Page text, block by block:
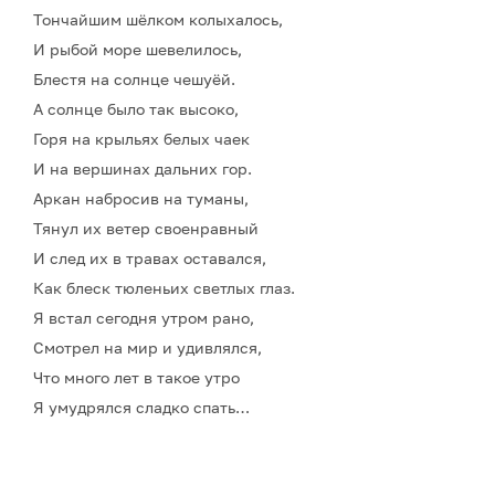
Тончайшим шёлком колыхалось,
И рыбой море шевелилось,
Блестя на солнце чешуёй.
А солнце было так высоко,
Горя на крыльях белых чаек
И на вершинах дальних гор.
Аркан набросив на туманы,
Тянул их ветер своенравный
И след их в травах оставался,
Как блеск тюленьих светлых глаз.
Я встал сегодня утром рано,
Смотрел на мир и удивлялся,
Что много лет в такое утро
Я умудрялся сладко спать…